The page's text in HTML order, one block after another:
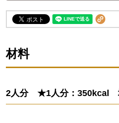
材料
2人分 ★1人分：350kcal